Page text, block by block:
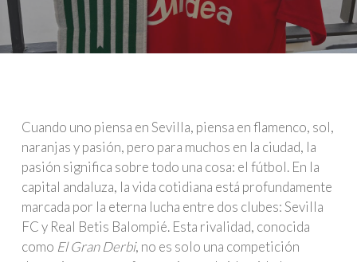
Cuando uno piensa en Sevilla, piensa en flamenco, sol,
naranjas y pasión, pero para muchos en la ciudad, la
pasión significa sobre todo una cosa: el fútbol. En la
capital andaluza, la vida cotidiana está profundamente
marcada por la eterna lucha entre dos clubes: Sevilla
FC y Real Betis Balompié. Esta rivalidad, conocida
como El Gran Derbi, no es solo una competición